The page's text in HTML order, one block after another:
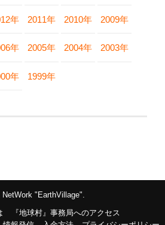
年 2011年 2010年 2009年
年 2005年 2004年 2003年
年 1999年
"EarthVillage".
『地球村』事務局へのアクセス